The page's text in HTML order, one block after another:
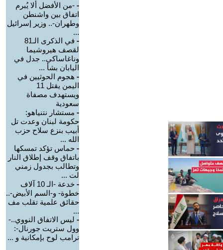
- -من الأفضل ألا يُبرم
اتفاق بين واشنطن
وطهران-.. وزير إسرائيل
...
-
في الذكرى الـ81
لقصف هيروشيما
وناغاساكي.. جدل في
اليابان بشأ ...
- هجوم الحوثيين في
اليمن يقتل 11
ويستهدف مصفاة
سعودية
- مستشار نتنياهو:
حكومة لبنان وعدت تل
أبيب بنزع سلاح حزب
الله ...
- حماس تؤكد تمسكها
باتفاق وقف إطلاق النار
وتطالب بجدول زمني
لت ...
-
خدعة -الـ 10 آلاف
خطوة- و-السم الأبيض-..
حقائق علمية تقلب مف
...
- ليس الاتفاق النووي..-
وول ستريت جورنال-:
ترامب لوح بإمكانية و ...